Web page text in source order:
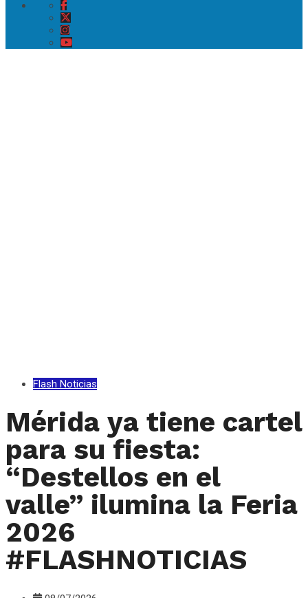
Flash Noticias
Mérida ya tiene cartel
para su fiesta:
“Destellos en el
valle” ilumina la Feria
2026
#FLASHNOTICIAS